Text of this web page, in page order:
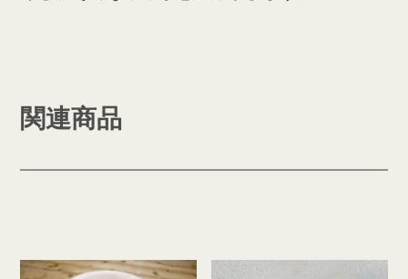
関連商品